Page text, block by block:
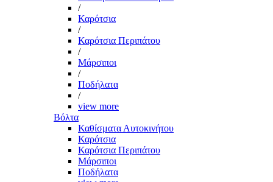
/
Καρότσια
/
Καρότσια Περιπάτου
/
Μάρσιποι
/
Ποδήλατα
/
view more
Βόλτα
Καθίσματα Αυτοκινήτου
Καρότσια
Καρότσια Περιπάτου
Μάρσιποι
Ποδήλατα